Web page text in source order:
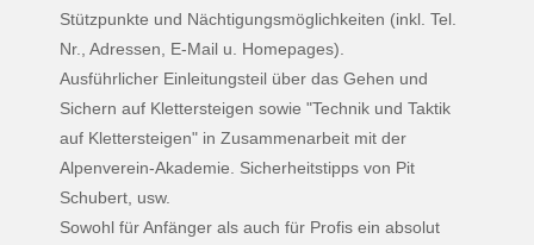
Stützpunkte und Nächtigungsmöglichkeiten (inkl. Tel.
Nr., Adressen, E-Mail u. Homepages).
Ausführlicher Einleitungsteil über das Gehen und
Sichern auf Klettersteigen sowie "Technik und Taktik
auf Klettersteigen" in Zusammenarbeit mit der
Alpenverein-Akademie. Sicherheitstipps von Pit
Schubert, usw.
Sowohl für Anfänger als auch für Profis ein absolut